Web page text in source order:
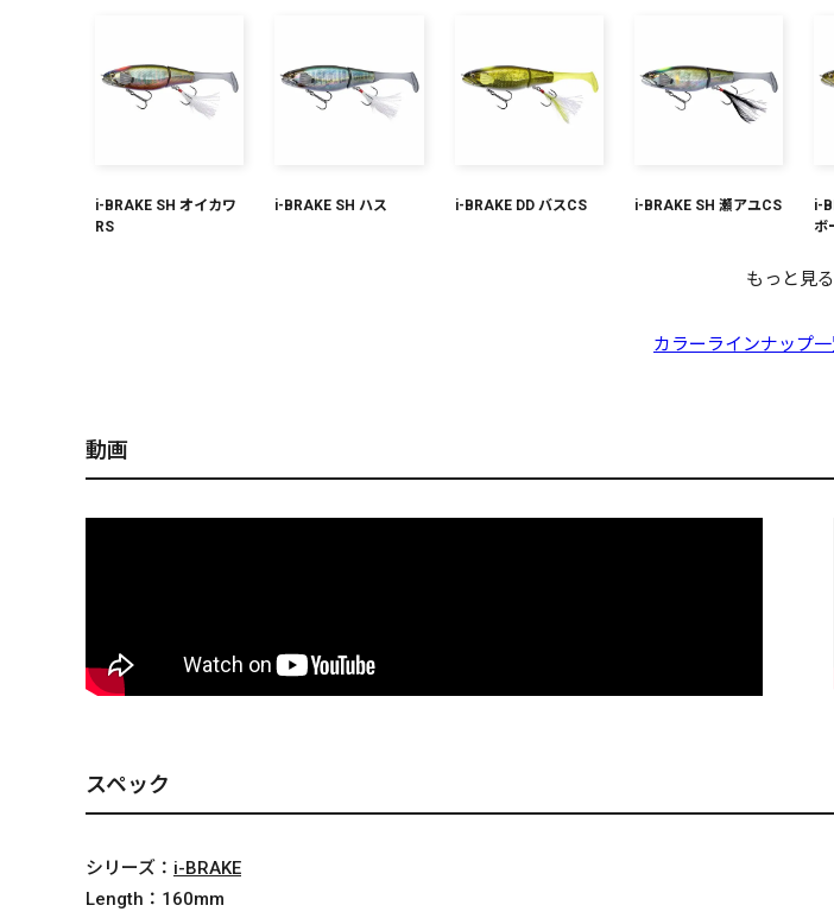
i-BRAKE SH オイカワ
RS
i-BRAKE SH ハス i-BRAKE DD バスCS i-BRAKE SH 瀬アユCS
i-
ボ
チャートRS
もっと見る
カラーラインナップ
動画
スペック
シリーズ： i-BRAKE
Length： 160mm